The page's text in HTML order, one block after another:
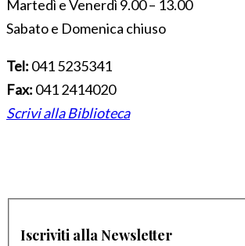
Martedì e Venerdì 9.00 – 13.00
Sabato e Domenica chiuso
Tel: 041 5235341
Fax: 041 2414020
Scrivi alla Biblioteca
Iscriviti alla Newsletter